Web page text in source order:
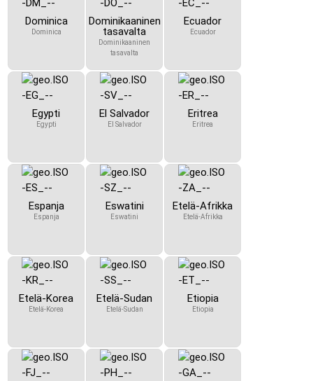
Dominica
Dominica
Dominikaaninen
tasavalta
Dominikaaninen
tasavalta
Ecuador
Ecuador
Egypti
Egypti
El Salvador
El Salvador
Eritrea
Eritrea
Espanja
Espanja
Eswatini
Eswatini
Etelä-Afrikka
Etelä-Afrikka
Etelä-Korea
Etelä-Korea
Etelä-Sudan
Etelä-Sudan
Etiopia
Etiopia